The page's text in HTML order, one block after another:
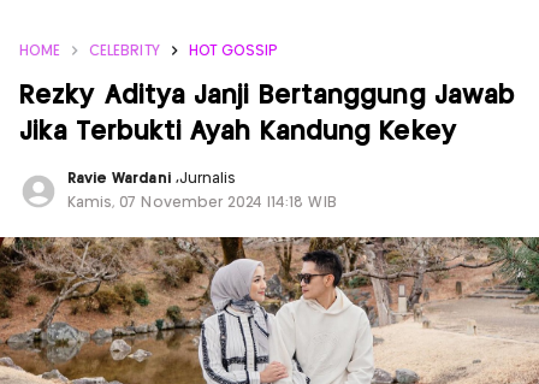
HOME CELEBRITY HOT GOSSIP
Rezky Aditya Janji Bertanggung Jawab
Jika Terbukti Ayah Kandung Kekey
Ravie Wardani ,Jurnalis
Kamis, 07 November 2024 |14:18 WIB